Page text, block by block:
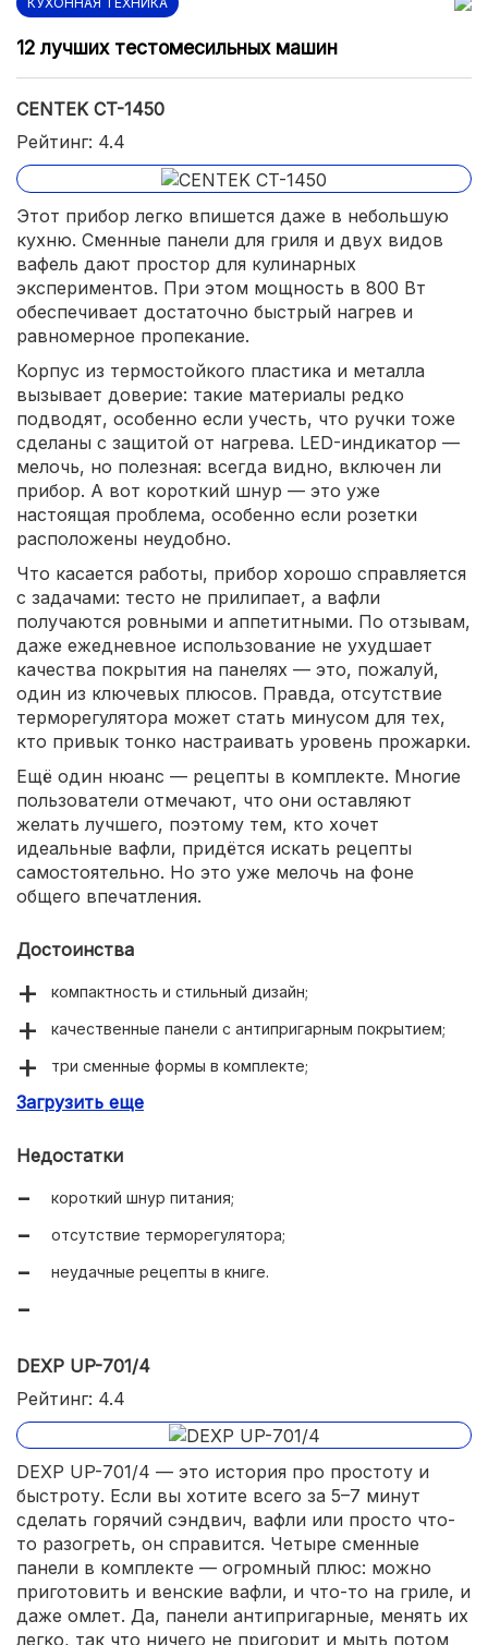
12 лучших тестомесильных машин
CENTEK CT-1450
Рейтинг: 4.4
Этот прибор легко впишется даже в небольшую
кухню. Сменные панели для гриля и двух видов
вафель дают простор для кулинарных
экспериментов. При этом мощность в 800 Вт
обеспечивает достаточно быстрый нагрев и
равномерное пропекание.
Корпус из термостойкого пластика и металла
вызывает доверие: такие материалы редко
подводят, особенно если учесть, что ручки тоже
сделаны с защитой от нагрева. LED-индикатор —
мелочь, но полезная: всегда видно, включен ли
прибор. А вот короткий шнур — это уже
настоящая проблема, особенно если розетки
расположены неудобно.
Что касается работы, прибор хорошо справляется
с задачами: тесто не прилипает, а вафли
получаются ровными и аппетитными. По отзывам,
даже ежедневное использование не ухудшает
качества покрытия на панелях — это, пожалуй,
один из ключевых плюсов. Правда, отсутствие
терморегулятора может стать минусом для тех,
кто привык тонко настраивать уровень прожарки.
Ещё один нюанс — рецепты в комплекте. Многие
пользователи отмечают, что они оставляют
желать лучшего, поэтому тем, кто хочет
идеальные вафли, придётся искать рецепты
самостоятельно. Но это уже мелочь на фоне
общего впечатления.
Достоинства
компактность и стильный дизайн;
качественные панели с антипригарным покрытием;
три сменные формы в комплекте;
простота ухода;
Загрузить еще
Недостатки
короткий шнур питания;
отсутствие терморегулятора;
неудачные рецепты в книге.
DEXP UP-701/4
Рейтинг: 4.4
DEXP UP-701/4 — это история про простоту и
быстроту. Если вы хотите всего за 5–7 минут
сделать горячий сэндвич, вафли или просто что-
то разогреть, он справится. Четыре сменные
панели в комплекте — огромный плюс: можно
приготовить и венские вафли, и что-то на гриле, и
даже омлет. Да, панели антипригарные, менять их
легко, так что ничего не пригорит и мыть потом